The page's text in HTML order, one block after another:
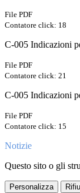
File PDF
Contatore click: 18
C-005 Indicazioni
File PDF
Contatore click: 21
C-005 Indicazioni
File PDF
Contatore click: 15
Notizie
Questo sito o gli
Personalizza